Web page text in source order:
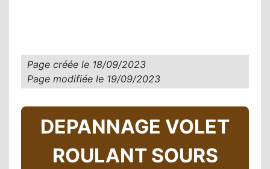
Page créée le 18/09/2023
Page modifiée le 19/09/2023
DEPANNAGE VOLET
ROULANT SOURS